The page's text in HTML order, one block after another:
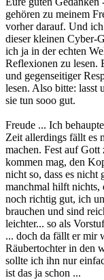
gehören zu meinem
vorher darauf. Und
dieser kleinen Cyber-
ich ja in der echten
Reflexionen zu lesen.
und gegenseitiger
lesen. Also bitte: lasst
sie tun sooo gut.
Freude ... Ich
Zeit allerdings fällt es
machen. Fest auf
kommen mag, den
nicht so, dass es nicht
manchmal hilft nichts,
noch richtig gut, ich
brauchen und sind
leichter... so als
... doch da fällt er mir
Räubertochter in den
sollte ich ihn nur
ist das ja schon ...